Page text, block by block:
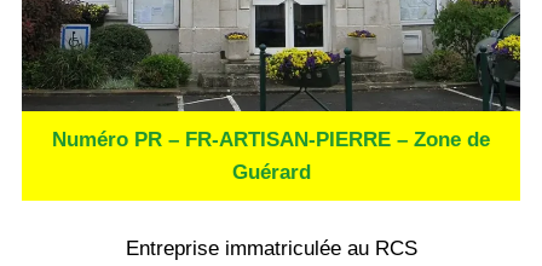
Numéro PR – FR-ARTISAN-PIERRE – Zone de
Guérard
Entreprise immatriculée au RCS